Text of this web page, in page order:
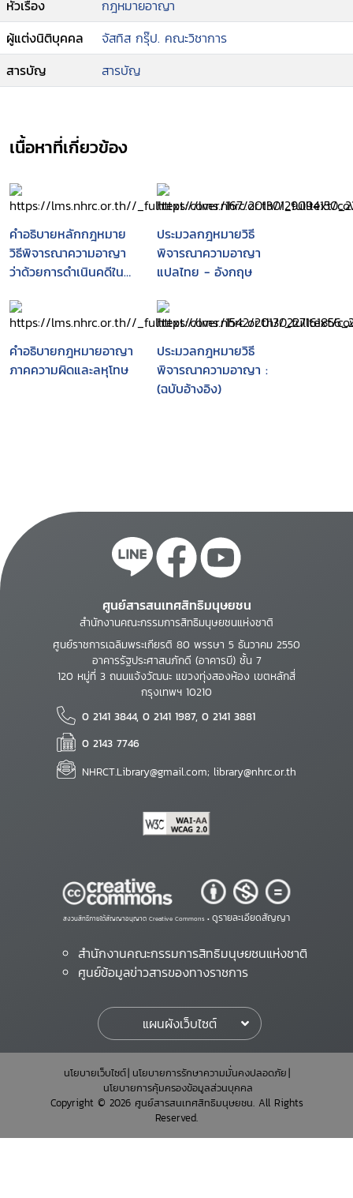
หัวเรื่อง
กฎหมายอาญา
ผู้แต่งนิติบุคคล
จัสทิส กรุ๊ป. คณะวิชาการ
สารบัญ
สารบัญ
เนื้อหาที่เกี่ยวข้อง
คำอธิบายหลักกฎหมาย
วิธีพิจารณาความอาญา
ว่าด้วยการดำเนินคดีใน
ประมวลกฎหมายวิธี
พิจารณาความอาญา
แปลไทย - อังกฤษ
คำอธิบายกฎหมายอาญา
ภาคความผิดและลหุโทษ
ประมวลกฎหมายวิธี
พิจารณาความอาญา :
(ฉบับอ้างอิง)
ศูนย์สารสนเทศสิทธิมนุษยชน
สำนักงานคณะกรรมการสิทธิมนุษยชนแห่งชาติ
ศูนย์ราชการเฉลิมพระเกียรติ 80 พรรษา 5 ธันวาคม 2550
อาคารรัฐประศาสนภักดี (อาคารบี) ชั้น 7
120 หมู่ที่ 3 ถนนแจ้งวัฒนะ แขวงทุ่งสองห้อง เขตหลักสี่
กรุงเทพฯ 10210
0 2141 3844, 0 2141 1987, 0 2141 3881
0 2143 7746
NHRCT.Library@gmail.com; library@nhrc.or.th
สงวนสิทธิ์ภายใต้สัญญาอนุญาต Creative Commons • ดูรายละเอียดสัญญา
สำนักงานคณะกรรมการสิทธิมนุษยชนแห่งชาติ
ศูนย์ข้อมูลข่าวสารของทางราชการ
แผนผังเว็บไซต์
นโยบายเว็บไซต์ นโยบายการรักษาความมั่นคงปลอดภัย
นโยบายการคุ้มครองข้อมูลส่วนบุคคล
Copyright © 2026 ศูนย์สารสนเทศสิทธิมนุษยชน. All Rights
Reserved.